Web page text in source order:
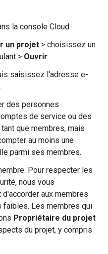
la console Cloud.
un projet > choisissez un
> Ouvrir.
saisissez l'adresse e-
des personnes
de service ou des
que membres, mais
au moins une
parmi ses membres.
Pour respecter les
nous vous
aux membres
Les membres qui
Propriétaire du projet
du projet, y compris